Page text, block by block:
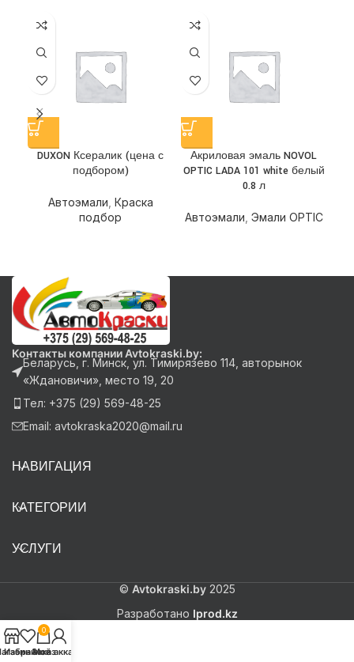
DUXON Ксералик (цена с
подбором)
Автоэмали Краска
подбор
Акриловая эмаль NOVOL
OPTIC LADA 101 white белый
0.8 л
Автоэмали Эмали OPTIC
Контакты компании Avtokraski.by:
Беларусь, г. Минск, ул. Тимирязево 114, авторынок
«Ждановичи», место 19, 20
Тел: +375 (29) 569-48-25
Email: avtokraska2020@mail.ru
НАВИГАЦИЯ
КАТЕГОРИИ
УСЛУГИ
© Avtokraski.by2025
Разработано Iprod.kz
Избранное
0
Заказ
Мой аккаунт